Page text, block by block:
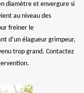
diamètre et envergure si
au niveau des
freiner le
d’un élagueur grimpeur,
trop grand. Contactez